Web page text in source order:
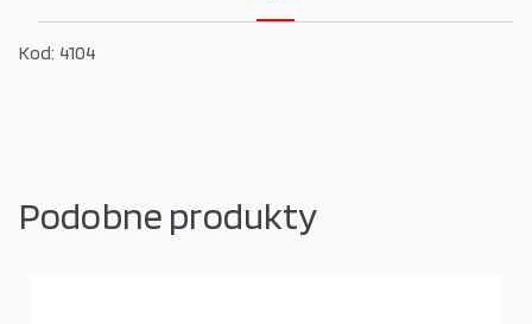
Kod: 4104
Podobne produkty